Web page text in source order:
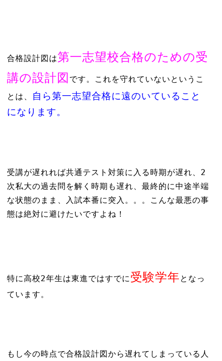
合格設計図は第一志望校合格のための受
講の設計図 です。これを守れていないというこ
とは、
自ら第一志望合格に遠のいていること
になります。
受講が遅れれば共通テスト対策に入る時期が遅れ、2
次私大の過去問を解く時期も遅れ、最終的に中途半端
な状態のまま、入試本番に突入。。。こんな最悪の事
態は絶対に避けたいですよね！
特に高校2年生は東進ではすでに受験学年 となっ
ています。
もし今の時点で合格設計図から遅れてしまっている人